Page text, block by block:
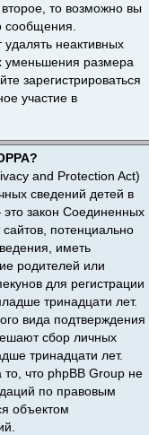
то возможно вы
сообщения.
неактивных
уменьшения размера
зарегистрироваться
участие в
and Protection Act)
сведений детей в
закон Соединенных
потенциально
иметь
родителей или
для регистрации
тринадцати лет.
вида подтверждения
сбор личных
тринадцати лет.
что phpBB Group не
по правовым
объектом